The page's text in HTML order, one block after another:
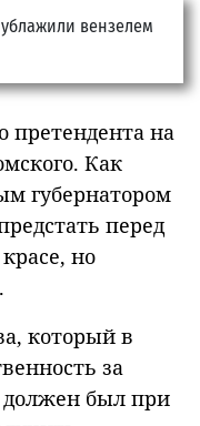
претендента на
Как
губернатором
перед
но
который в
за
должен был при